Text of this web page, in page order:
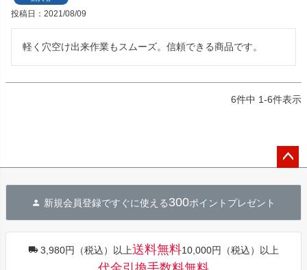
投稿日 2021/08/09
軽く穴空け出来作業もスムーズ。信頼できる商品です。
6件中 1-6件表示
へ
新規会員登録ですぐに使える300ポイントプレゼント
3,980円（税込）以上送料無料10,000円（税込）以上